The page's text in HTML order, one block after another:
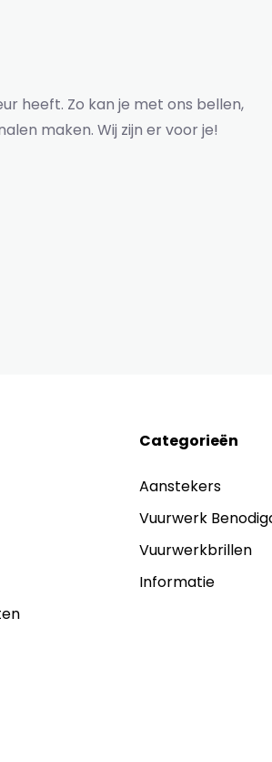
heeft. Zo kan je met ons bellen,
maken. Wij zijn er voor je!
Categorieën
Aanstekers
Vuurwerk
Vuurwerkbrillen
Informatie